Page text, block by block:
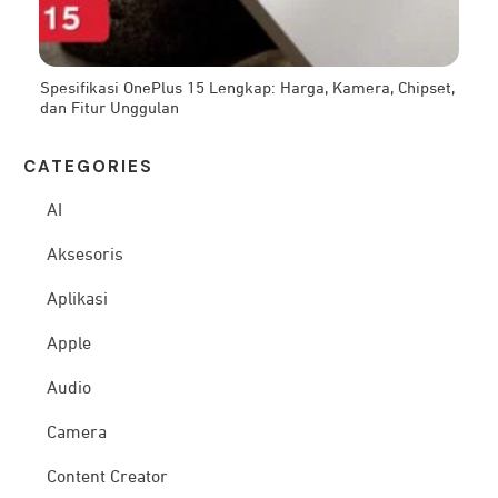
Spesifikasi OnePlus 15 Lengkap: Harga, Kamera, Chipset,
dan Fitur Unggulan
CATEG ORIES
AI
Aksesoris
Aplikasi
Apple
Audio
Camera
Content Creator